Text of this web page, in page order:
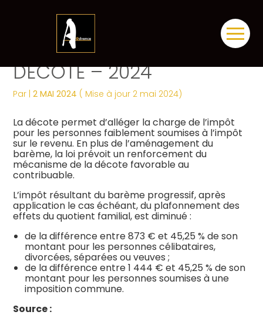
Créer et reprendre une activité
Piloter votre entreprise
Développer votre entreprise
Construire votre patrimoine
Digitalisation
Tous nos services
Fiscalité
Social
Juridique
Audit
Gestion Administrative
Veille Juridique
Piloter votre gestion
Gérer vos ressources humaines
Dématérialiser vos documents
Confiez votre secrétariat
Juridique
Nos engagements
Notre équipe engagée
Nos domaines d’expertise
Nos partenaires
Révélez votre singularité
Digitalisation
La vie du cabinet
Nos offres d’emploi
Le processus de recrutement
Postulez dès maintenant
IMPÔT SUR LE REVENU ET
DÉCOTE – 2024
Par |2 MAI 2024 ( Mise à jour 2 mai 2024)
La décote permet d’alléger la charge de l’impôt
pour les personnes faiblement soumises à l’impôt
sur le revenu. En plus de l’aménagement du
barème, la loi prévoit un renforcement du
mécanisme de la décote favorable au
contribuable.
L’impôt résultant du barème progressif, après
application le cas échéant, du plafonnement des
effets du quotient familial, est diminué :
de la différence entre 873 € et 45,25 % de son
montant pour les personnes célibataires,
divorcées, séparées ou veuves ;
de la différence entre 1 444 € et 45,25 % de son
montant pour les personnes soumises à une
imposition commune.
Source :